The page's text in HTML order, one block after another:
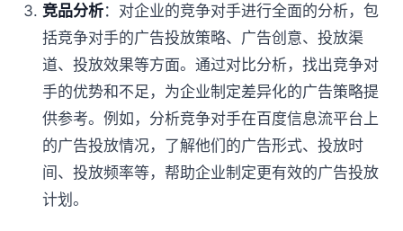
竞品分析：对企业的竞争对手进行全面的分析，包
括竞争对手的广告投放策略、广告创意、投放渠
道、投放效果等方面。通过对比分析，找出竞争对
手的优势和不足，为企业制定差异化的广告策略提
供参考。例如，分析竞争对手在百度信息流平台上
的广告投放情况，了解他们的广告形式、投放时
间、投放频率等，帮助企业制定更有效的广告投放
计划。